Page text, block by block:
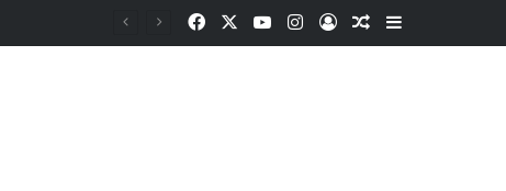
FacebookYouTubeInstagram
Kayıt OlRastgele Makale
Kenar